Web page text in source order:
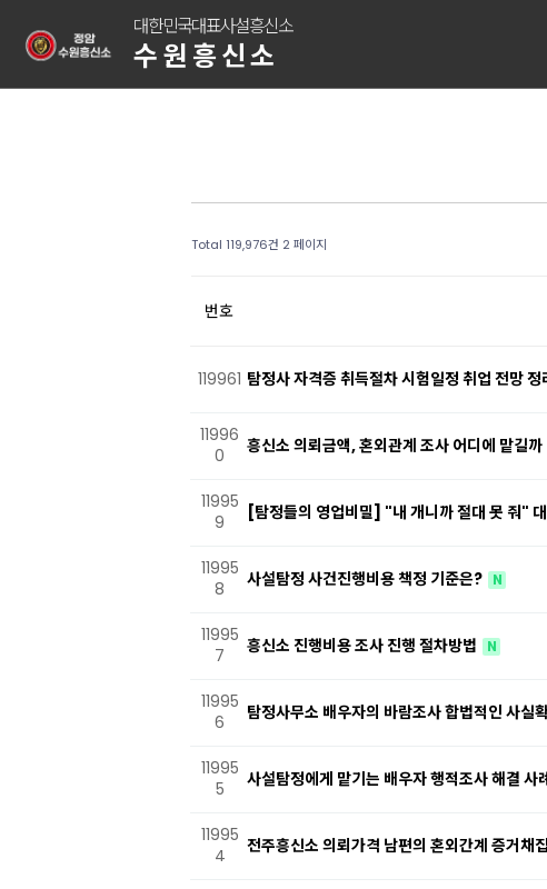
대한민국대표사설흥신소
수원흥신소
Total 119,976건 2 페이지
번호
119961 탐정사 자격증 취득절차 시험일정 취업 전망 정
11996
0
흥신소 의뢰금액, 혼외관계 조사 어디에 맡길까
11995
9
[탐정들의 영업비밀] "내 개니까 절대 못 줘"
11995
8
사설탐정 사건진행비용 책정 기준은? N
11995
7
흥신소 진행비용 조사 진행 절차방법 N
11995
6
탐정사무소 배우자의 바람조사 합법적인 사실
11995
5
사설탐정에게 맡기는 배우자 행적조사 해결
11995
4
전주흥신소 의뢰가격 남편의 혼외간계 증거채집